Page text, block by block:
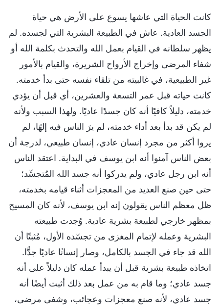
كانت الحياة التي عاشها يسوع على الأرض هي حياة
الجسد العادية. عاش في الطبيعة البشرية التي لجسده. لم
يظهر سلطانه في القيام بعمل الله والتحدث بكلمة الله أو
شفاء المرضى وإخراج الأرواح الشريرة، والقيام بالأمور
غير الطبيعية، في غالبيته من تلقاء نفسه حتى بدأ خدمته.
كانت حياته قبل عمر التسعة والعشرين، أي قبل أن يؤدي
خدمته، دليلاً كافيًا أنه كان جسدًا عاديًا. ولهذا السبب ولأنه
لم يكن قد بدأ بعد أداء خدمته، لم يرَ الناس فيه إلهًا، لم
يروا أكثر من مجرد إنسان عادي، إنسان طبيعي، لدرجة أن
بعض الناس آمنوا أنه ابن يوسف في البداية. اعتقد الناس
أنه ابن رجل عادي، ولم يدركوا أنه جسد الله المُتجسِّد؛
حتى حين صنع العديد من المعجزات أثناء قيامه بخدمته،
ظل معظم الناس يقولون إنه ابن يوسف، لأنه كان المسيح
بمظهر خارجي لطبيعة بشرية عادية. وُجدت طبيعته
البشرية وعمله لإتمام المغزى من تجسّده الأول، مُثبتًا أن
الله قد جاء في الجسد بالكامل، وصار إنسانًا عاديًا جدًّا.
اتخاذه طبيعة بشرية قبل أن يبدأ عمله كان دليلاً على أنه
جسد عادي؛ وما قام به من عمل بعد ذلك أثبت أيضًا أنه
جسد عادي، لأنه صنع معجزات وعجائب، وشفى مرضى،